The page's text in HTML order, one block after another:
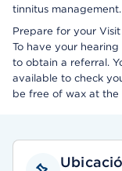
tinnitus management.
Prepare for your Visit
To have your
to obtain a referral.
available to check
be free of wax at the